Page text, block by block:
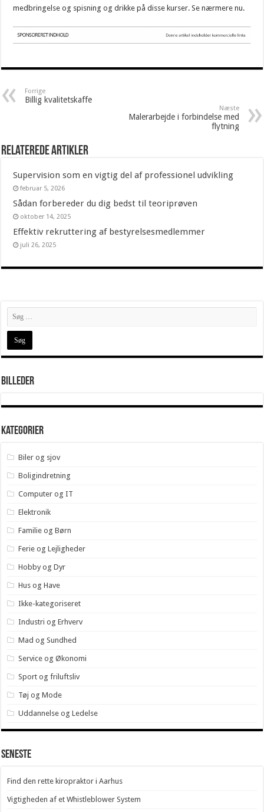
medbringelse og spisning og drikke på disse kurser. Se nærmere nu.
Forrige
Billig kvalitetskaffe
Næste
Malerarbejde i forbindelse med
flytning
Relaterede artikler
Supervision som en vigtig del af professionel udvikling
februar 5, 2026
Sådan forbereder du dig bedst til teoriprøven
oktober 14, 2025
Effektiv rekruttering af bestyrelsesmedlemmer
juli 26, 2025
Billeder
Kategorier
Biler og sjov
Boligindretning
Computer og IT
Elektronik
Familie og Børn
Ferie og Lejligheder
Hobby og Dyr
Hus og Have
Ikke-kategoriseret
Industri og Erhverv
Mad og Sundhed
Service og Økonomi
Sport og friluftsliv
Tøj og Mode
Uddannelse og Ledelse
Seneste
Find den rette kiropraktor i Aarhus
Vigtigheden af et Whistleblower System